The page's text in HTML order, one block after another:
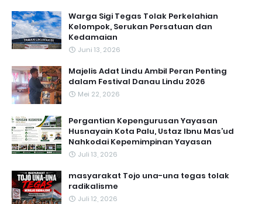
Warga Sigi Tegas Tolak Perkelahian
Kelompok, Serukan Persatuan dan
Kedamaian
Juni 13, 2026
Majelis Adat Lindu Ambil Peran Penting
dalam Festival Danau Lindu 2026
Mei 22, 2026
Pergantian Kepengurusan Yayasan
Husnayain Kota Palu, Ustaz Ibnu Mas’ud
Nahkodai Kepemimpinan Yayasan
Juli 13, 2026
masyarakat Tojo una-una tegas tolak
radikalisme
Juli 12, 2026